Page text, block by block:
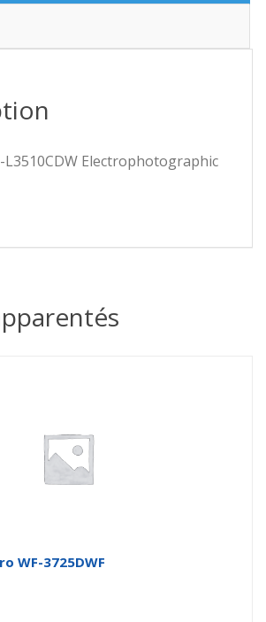
Electrophotographic
WF-3725DWF